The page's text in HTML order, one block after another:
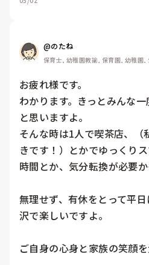
@のたね
保育士, 幼稚園教諭, 保育園, 幼稚園,
お疲れ様です。
わかります。きっとみんな
と思いますよ。
そんな時は1人で喫茶店、（
きです！）とかでゆっくり
時間とか、気分転換が必要か
無理せず、有休をとって平
沢で楽しいですよ。
ご自身の心身と家族の笑顔